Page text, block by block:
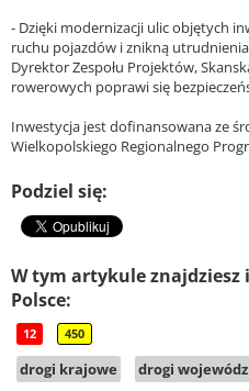
- Dzięki modernizacji ulic objętych
ruchu pojazdów i znikną
Dyrektor Zespołu Projektów,
rowerowych poprawi się
Inwestycja jest dofinansowana ze
Wielkopolskiego Regionalnego
Podziel się:
W tym artykule
Polsce:
12 450
drogi krajowe
drogi